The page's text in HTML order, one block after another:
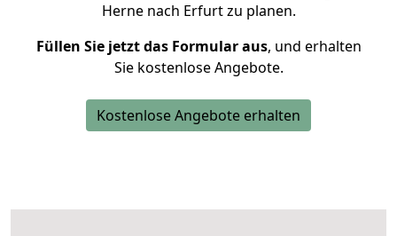
Herne nach Erfurt zu planen.
Füllen Sie jetzt das Formular aus, und erhalten
Sie kostenlose Angebote.
Kostenlose Angebote erhalten